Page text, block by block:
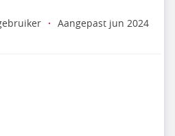
·
Aangepast jun 2024